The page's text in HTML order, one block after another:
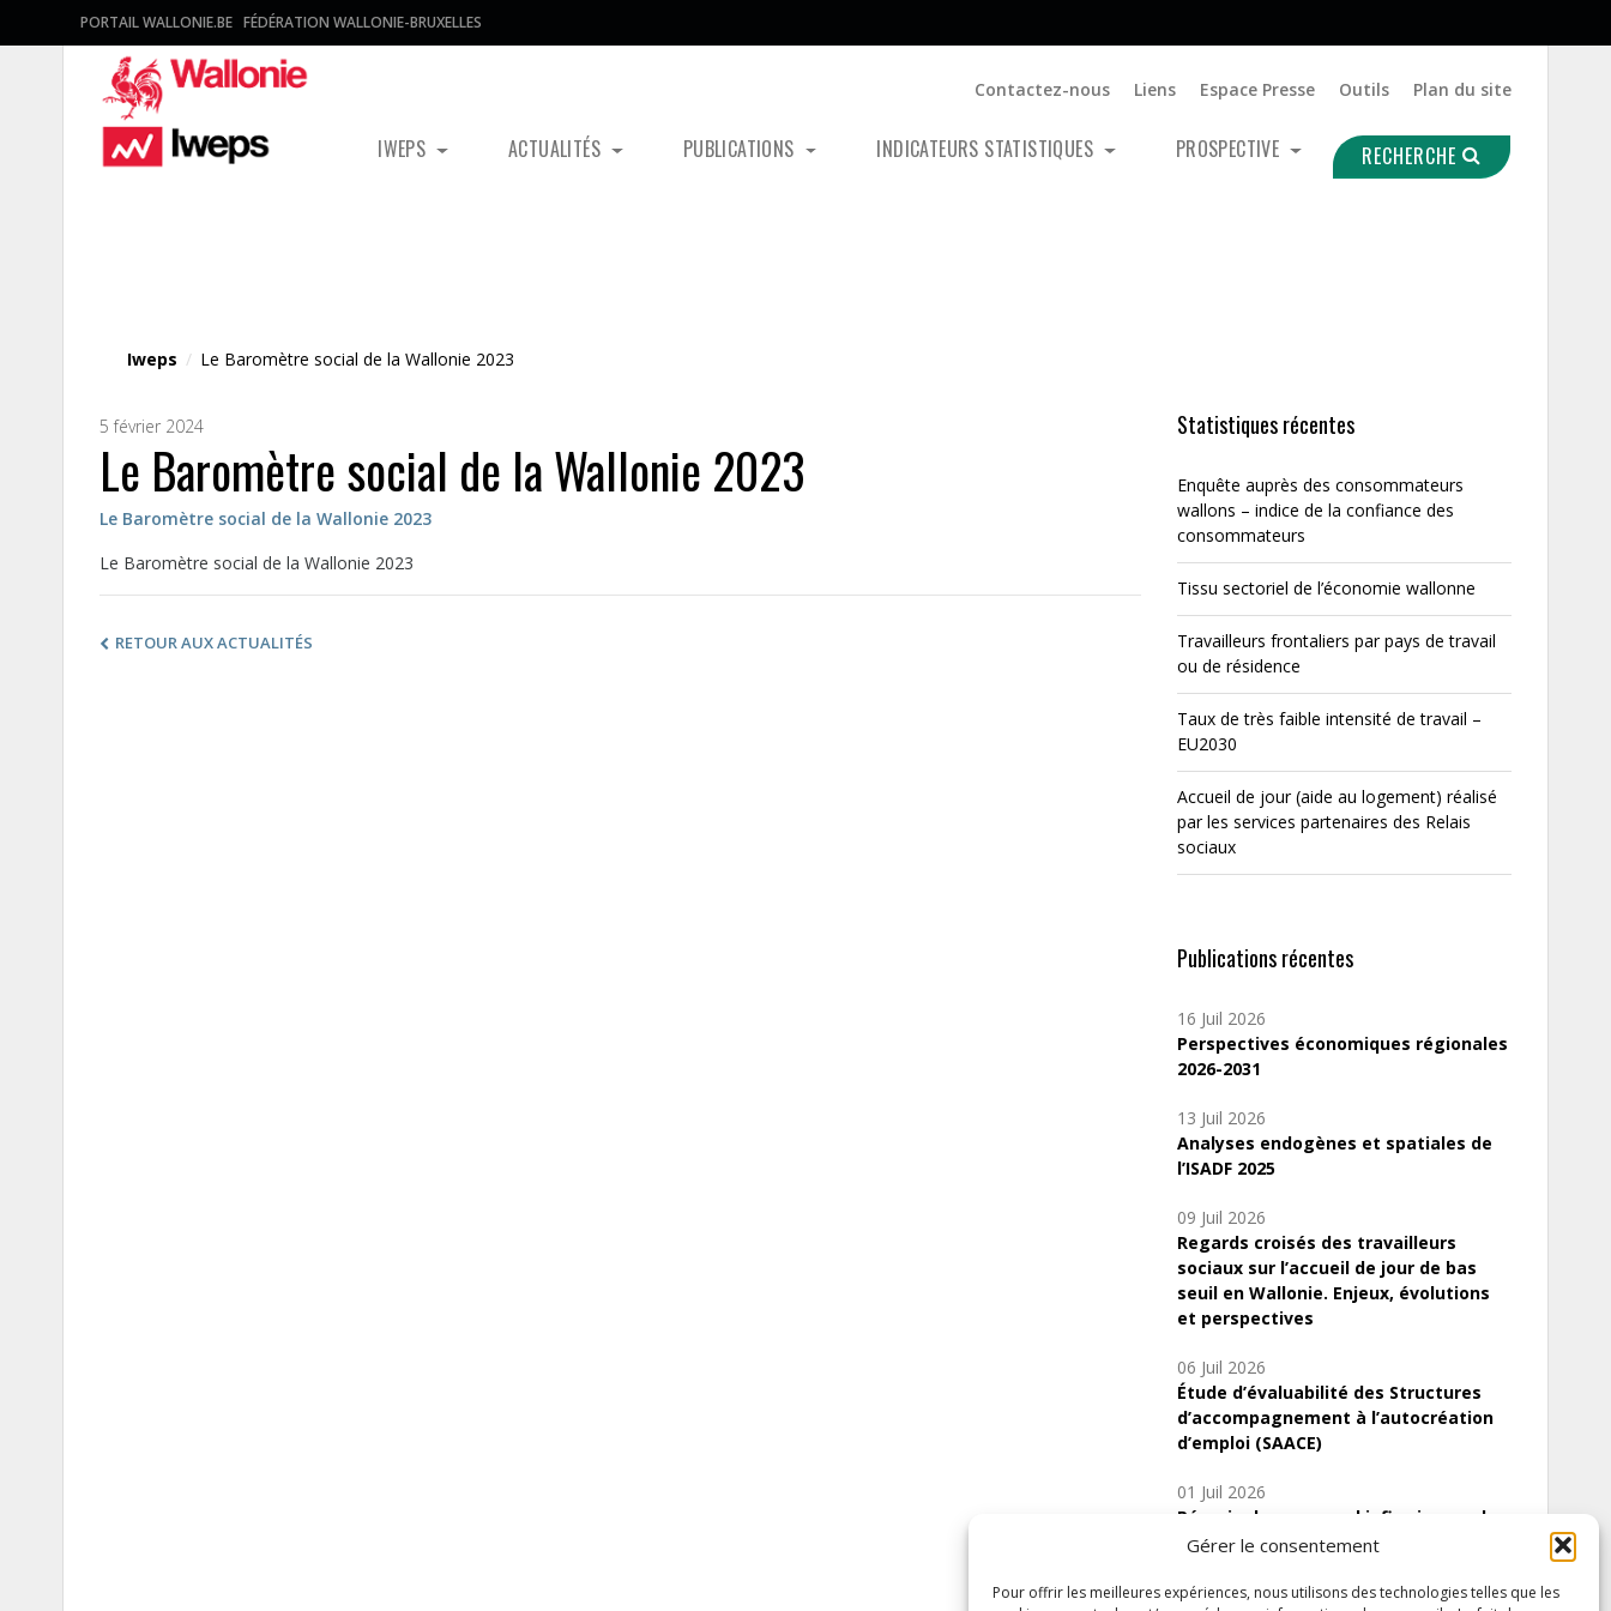
Gérer le consentement
Pour offrir les meilleures expériences, nous utilisons des technologies telles que les
PORTAIL WALLONIE.BE FÉDÉRATION WALLONIE-BRUXELLES
Contactez-nous Liens Espace Presse Outils Plan du site
IWEPS ACTUALITÉS PUBLICATIONS INDICATEURS STATISTIQUES PROSPECTIVE RECHERCHE
Iweps / Le Baromètre social de la Wallonie 2023
5 février 2024
Le Baromètre social de la Wallonie 2023
Le Baromètre social de la Wallonie 2023
Le Baromètre social de la Wallonie 2023
RETOUR AUX ACTUALITÉS
Statistiques récentes
Enquête auprès des consommateurs
wallons – indice de la confiance des
consommateurs
Tissu sectoriel de l’économie wallonne
Travailleurs frontaliers par pays de travail
ou de résidence
Taux de très faible intensité de travail –
EU2030
Accueil de jour (aide au logement) réalisé
par les services partenaires des Relais
sociaux
Publications récentes
16 Juil 2026
Perspectives économiques régionales
2026-2031
13 Juil 2026
Analyses endogènes et spatiales de
l’ISADF 2025
09 Juil 2026
Regards croisés des travailleurs
sociaux sur l’accueil de jour de bas
seuil en Wallonie. Enjeux, évolutions
et perspectives
06 Juil 2026
Étude d’évaluabilité des Structures
d’accompagnement à l’autocréation
d’emploi (SAACE)
01 Juil 2026
Pénurie du personnel infirmier :quels
indicateurs d’offre de soins pour